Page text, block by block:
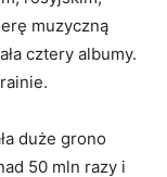
muzyczną
cztery albumy.
duże grono
50 mln razy i